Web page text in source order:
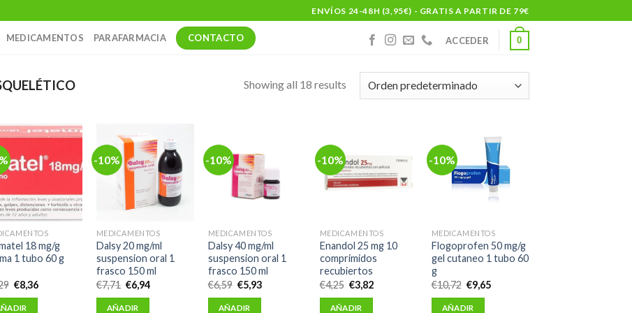
ENVÍOS 24-48H (3,95€) - GRATIS A PARTIR DE 79€
MEDICAMENTOS PARAFARMACIA CONTACTO ACCEDER 0
Showing all 18 results
18 mg/g
1 tubo 60 g
El
precio
original
€8,36El
-10%
MEDICAMENTOS
Dalsy 20 mg/ml
suspension oral 1
frasco 150 ml
€7,71 El
precio
original
€6,94El
AÑADIR
-10%
MEDICAMENTOS
Dalsy 40 mg/ml
suspension oral 1
frasco 150 ml
€6,59 El
precio
original
€5,93El
AÑADIR
-10%
MEDICAMENTOS
Enandol 25 mg 10
comprimidos
recubiertos
€4,25 El
precio
original
€3,82El
AÑADIR
-10%
MEDICAMENTOS
Flogoprofen 50 mg/g
gel cutaneo 1 tubo 60
g
€10,72 El
precio
original
€9,65El
AÑADIR